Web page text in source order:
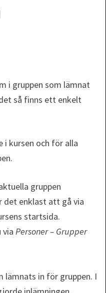
i gruppen som lämnat
så finns ett enkelt
i kursen och för alla
gruppen
det enklast att gå via
startsida.
via Personer – Grupper
lämnats in för gruppen. I